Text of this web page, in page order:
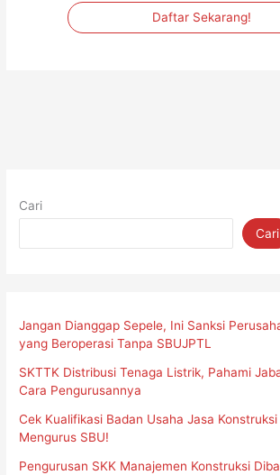
Daftar Sekarang!
Cari
Cari
Jangan Dianggap Sepele, Ini Sanksi
yang Beroperasi Tanpa SBUJPTL
SKTTK Distribusi Tenaga Listrik, Pahami
Cara Pengurusannya
Cek Kualifikasi Badan Usaha Jasa Konstruksi
Mengurus SBU!
Pengurusan SKK Manajemen Konstruksi